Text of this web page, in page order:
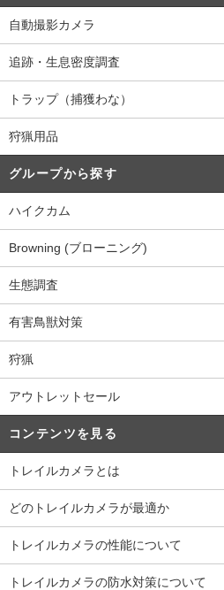
自動撮影カメラ
追跡・生息密度調査
トラップ（捕獲わな）
狩猟用品
グループから探す
ハイクカム
Browning (ブローニング)
生態調査
有害鳥獣対策
狩猟
アウトレットセール
コンテンツを見る
トレイルカメラとは
どのトレイルカメラが最適か
トレイルカメラの性能について
トレイルカメラの防水対策について